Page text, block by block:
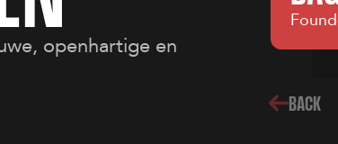
openhartige en
BACK